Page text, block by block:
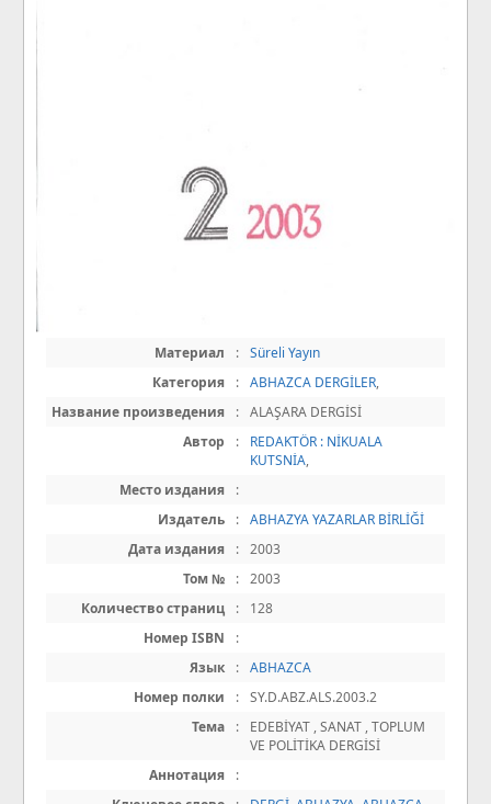
Материал : Süreli Yayın
Категория
: ABHAZCA DERGİLER,
Название произведения
: ALAŞARA DERGİSİ
Автор
:
REDAKTÖR : NİKUALA
KUTSNİA,
Место издания
:
Издатель
: ABHAZYA YAZARLAR BİRLİĞİ
Дата издания
: 2003
Том №
: 2003
Количество страниц
:
128
Номер ISBN
:
Язык
: ABHAZCA
Номер полки
: SY.D.ABZ.ALS.2003.2
Тема
:
EDEBİYAT , SANAT , TOPLUM
VE POLİTİKA DERGİSİ
Аннотация
: